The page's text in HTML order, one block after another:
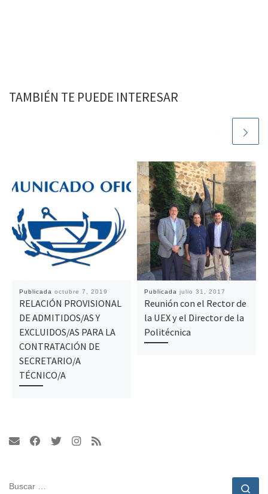
TAMBIÉN TE PUEDE INTERESAR
Publicada octubre 7, 2019
RELACIÓN PROVISIONAL
DE ADMITIDOS/AS Y
EXCLUIDOS/AS PARA LA
CONTRATACIÓN DE
SECRETARIO/A
TÉCNICO/A
Publicada julio 31, 2017
Reunión con el Rector de
la UEX y el Director de la
Politécnica
BUSCAR